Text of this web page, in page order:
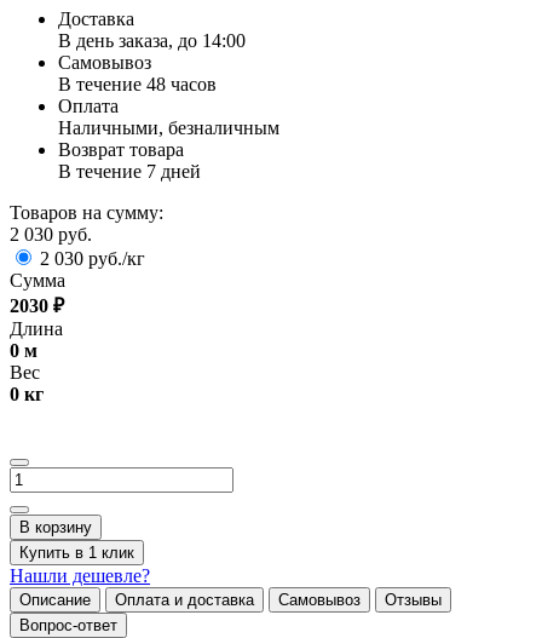
Доставка
В день заказа, до 14:00
Самовывоз
В течение 48 часов
Оплата
Наличными, безналичным
Возврат товара
В течение 7 дней
Товаров на сумму:
2 030 руб.
2 030 руб./кг
Сумма
2030 ₽
Длина
0 м
Вес
0 кг
В корзину
Купить в 1 клик
Нашли дешевле?
Описание Оплата и доставка Самовывоз
Отзывы
Вопрос-ответ